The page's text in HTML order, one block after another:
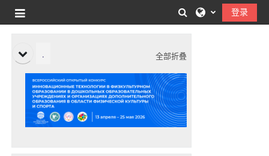
停靠面板
切换搜索输入
登录
. 全部折叠